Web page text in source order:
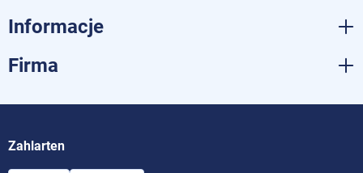
Informacje
Firma
Zahlarten